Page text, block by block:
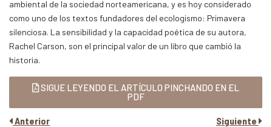
ambiental de la sociedad norteamericana, y es hoy considerado
como uno de los textos fundadores del ecologismo: Primavera
silenciosa. La sensibilidad y la capacidad poética de su autora,
Rachel Carson, son el principal valor de un libro que cambió la
historia.
SIGUE LEYENDO EL ARTÍCULO PINCHANDO EN EL
PDF
Anterior Siguiente